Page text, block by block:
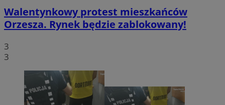
Walentynkowy protest mieszkańców
Orzesza. Rynek będzie zablokowany!
3
3